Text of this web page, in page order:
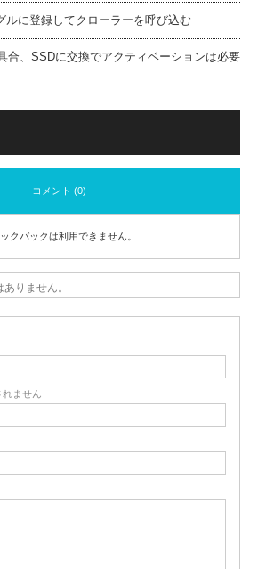
ルに登録してクローラーを呼び込む
合、SSDに交換でアクティベーションは必要
コメント (0)
ックバックは利用できません。
りません。
ません -